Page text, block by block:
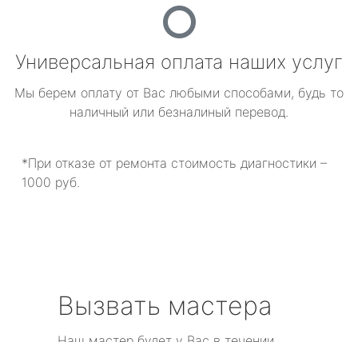
Универсальная оплата наших услуг
Мы берем оплату от Вас любыми способами, будь то
наличный или безналиный перевод.
*При отказе от ремонта стоимость диагностики –
1000 руб.
Вызвать мастера